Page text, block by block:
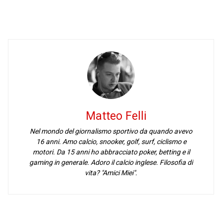
Matteo Felli
Nel mondo del giornalismo sportivo da quando avevo
16 anni. Amo calcio, snooker, golf, surf, ciclismo e
motori. Da 15 anni ho abbracciato poker, betting e il
gaming in generale. Adoro il calcio inglese. Filosofia di
vita? "Amici Miei".